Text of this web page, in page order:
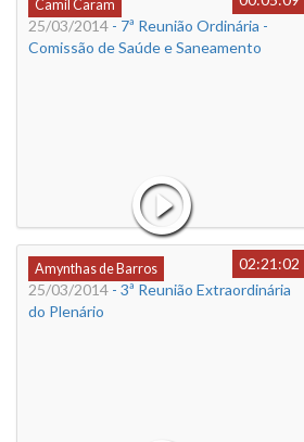
Camil Caram
25/03/2014 - 7ª Reunião Ordinária -
Comissão de Saúde e Saneamento
Amynthas de Barros
02:21:02
25/03/2014 - 3ª Reunião Extraordinária
do Plenário